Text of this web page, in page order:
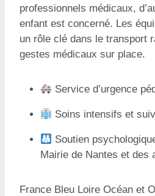
professionnels médicaux,
enfant est concerné. Les
un rôle clé dans le transport
gestes médicaux sur place.
Service d’urgence
Soins intensifs et
Soutien
Mairie de Nantes et des
France Bleu Loire Océan et